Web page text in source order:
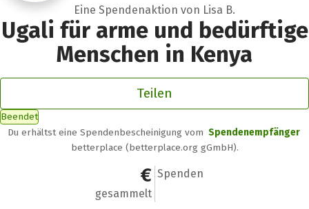
Eine Spendenaktion von Lisa B.
Ugali für arme und bedürftige
Menschen in Kenya
Teilen
Beendet
Du erhältst eine Spendenbescheinigung vom Spendenempfänger
betterplace (betterplace.org gGmbH).
520 €
gesammelt
2
Spenden